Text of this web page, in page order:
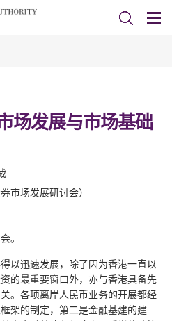
场发展与市场基础
市场发展研讨会）
。
以迅速发展，除了因为香港一直以
的最重要窗口外，亦与香港具备先
。各项离岸人民币业务的开展都经
架的制定，第二是金融基建的建